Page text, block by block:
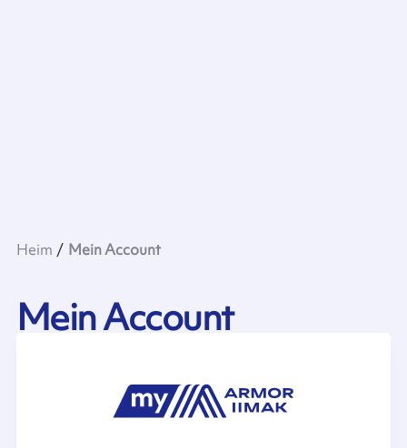
Heim Mein Account
Mein Account